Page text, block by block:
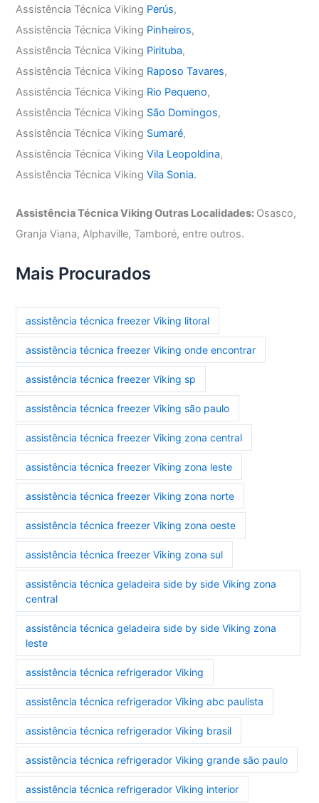
Assistência Técnica Viking Perús,
Assistência Técnica Viking Pinheiros,
Assistência Técnica Viking Pirituba,
Assistência Técnica Viking Raposo Tavares,
Assistência Técnica Viking Rio Pequeno,
Assistência Técnica Viking São Domingos,
Assistência Técnica Viking Sumaré,
Assistência Técnica VikingVila Leopoldina,
Assistência Técnica VikingVila Sonia.
Assistência Técnica Viking Outras Localidades: Osasco,
Granja Viana, Alphaville, Tamboré, entre outros.
Mais Procurados
assistência técnica freezer Viking litoral
assistência técnica freezer Viking onde encontrar
assistência técnica freezer Viking sp
assistência técnica freezer Viking são paulo
assistência técnica freezer Viking zona central
assistência técnica freezer Viking zona leste
assistência técnica freezer Viking zona norte
assistência técnica freezer Viking zona oeste
assistência técnica freezer Viking zona sul
assistência técnica geladeira side by side Viking zona
central
assistência técnica geladeira side by side Viking zona
leste
assistência técnica refrigerador Viking
assistência técnica refrigerador Viking abc paulista
assistência técnica refrigerador Viking brasil
assistência técnica refrigerador Viking grande são paulo
assistência técnica refrigerador Viking interior